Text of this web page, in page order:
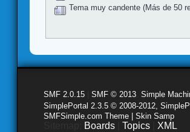
Tema muy candente (Más de 50
SMF 2.0.15 SMF © 2013 Simple
SimplePortal 2.3.5 © 2008-2012,
SMFSimple.com Theme | Skin Samp
Boards Topics XML